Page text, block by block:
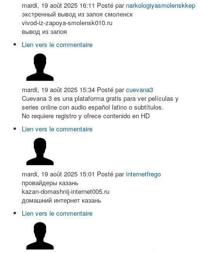
mardi, 19 août 2025 16:11 Posté par narkologiyasmolenskkep
экстренный вывод из запоя смоленск
vivod-iz-zapoya-smolensk010.ru
вывод из запоя
Lien vers le commentaire
mardi, 19 août 2025 15:34 Posté parcuevana3
Cuevana 3 es una plataforma gratis para ver películas y
series online con audio español latino o subtítulos.
No requiere registro y ofrece contenido en HD
Lien vers le commentaire
mardi, 19 août 2025 15:01 Posté parinternetfrego
провайдеры казань
kazan-domashnij-internet005.ru
домашний интернет казань
Lien vers le commentaire